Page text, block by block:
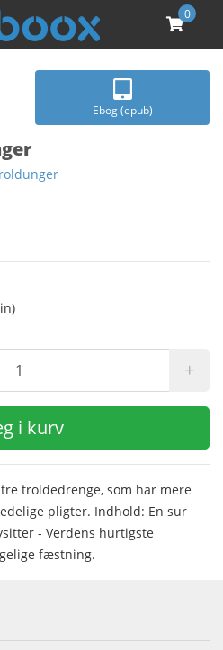
0
Ebog (epub)
+
i kurv
troldedrenge, som har mere
pligter. Indhold: En sur
- Verdens hurtigste
fæstning.